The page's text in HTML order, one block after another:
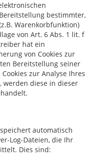
bestimmter,
Warenkorbfunktion)
von Art. 6 Abs. 1 lit. f
hat ein
von Cookies zur
Bereitstellung seiner
zur Analyse Ihres
werden diese in dieser
automatisch
Log-Dateien, die Ihr
Dies sind: